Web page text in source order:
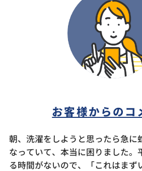
お客様からのコ
朝、洗濯をしようと思ったら急に
なっていて、本当に困りました。
る時間がないので、「これはま